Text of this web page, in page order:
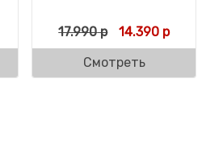
17.990р 14.390 р
Смотреть